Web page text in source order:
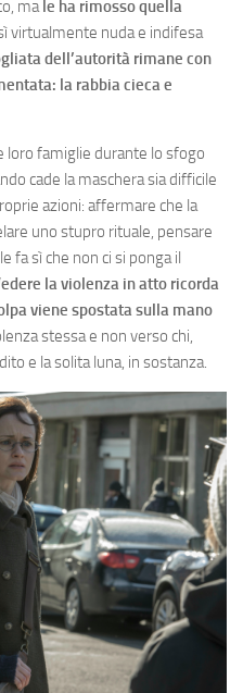
ma le ha rimosso quella
virtualmente nuda e indifesa
dell’autorità rimane con
la rabbia cieca e
loro famiglie durante lo sfogo
cade la maschera sia difficile
azioni: affermare che la
uno stupro rituale, pensare
fa sì che non ci si ponga il
la violenza in atto ricorda
viene spostata sulla mano
stessa e non verso chi,
e la solita luna, in sostanza.